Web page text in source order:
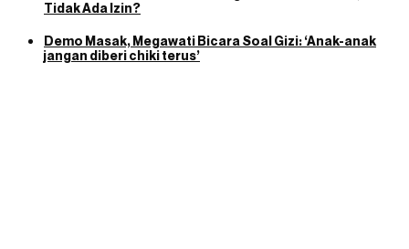
Tidak Ada Izin?
Demo Masak, Megawati Bicara Soal Gizi: ‘Anak-anak
jangan diberi chiki terus’